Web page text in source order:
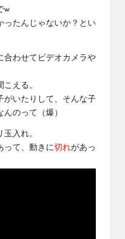
w
ったんじゃないか？とい
合わせてビデオカメラや
える。
がいたりして、そんな子
のって（爆）
入れ。
って、動きに切れがあっ